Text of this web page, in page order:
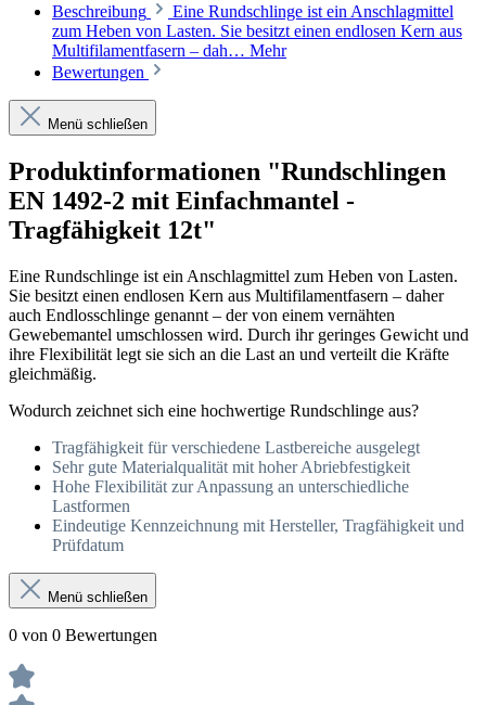
Beschreibung
Eine Rundschlinge ist ein Anschlagmittel
zum Heben von Lasten. Sie besitzt einen endlosen Kern aus
Multifilamentfasern – dah… Mehr
Bewertungen
Menü schließen
Produktinformationen "Rundschlingen
EN 1492-2 mit Einfachmantel -
Tragfähigkeit 12t"
Eine Rundschlinge ist ein Anschlagmittel zum Heben von Lasten.
Sie besitzt einen endlosen Kern aus Multifilamentfasern – daher
auch Endlosschlinge genannt – der von einem vernähten
Gewebemantel umschlossen wird. Durch ihr geringes Gewicht und
ihre Flexibilität legt sie sich an die Last an und verteilt die Kräfte
gleichmäßig.
Wodurch zeichnet sich eine hochwertige Rundschlinge aus?
Tragfähigkeit für verschiedene Lastbereiche ausgelegt
Sehr gute Materialqualität mit hoher Abriebfestigkeit
Hohe Flexibilität zur Anpassung an unterschiedliche
Lastformen
Eindeutige Kennzeichnung mit Hersteller, Tragfähigkeit und
Prüfdatum
Menü schließen
0 von 0 Bewertungen